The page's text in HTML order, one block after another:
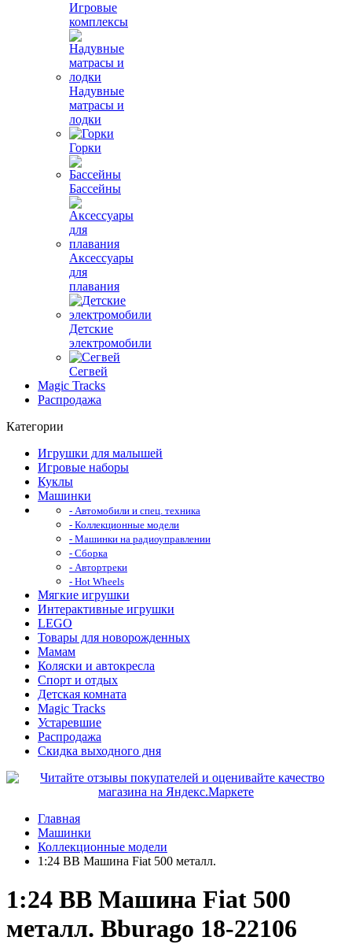
Игровые
комплексы
Надувные
матрасы и
лодки
Горки
Бассейны
Аксессуары
для
плавания
Детские
электромобили
Сегвей
Magic Tracks
Распродажа
Категории
Игрушки для малышей
Игровые наборы
Куклы
Машинки
- Автомобили и спец. техника
- Коллекционные модели
- Машинки на радиоуправлении
- Сборка
- Автортреки
- Hot Wheels
Мягкие игрушки
Интерактивные игрушки
LEGO
Товары для новорожденных
Мамам
Коляски и автокресла
Спорт и отдых
Детская комната
Magic Tracks
Устаревшие
Распродажа
Скидка выходного дня
Главная
Машинки
Коллекционные модели
1:24 BB Машина Fiat 500 металл.
1:24 BB Машина Fiat 500
металл. Bburago 18-22106